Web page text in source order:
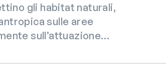
gli habitat naturali,
sulle aree
sull’attuazione…